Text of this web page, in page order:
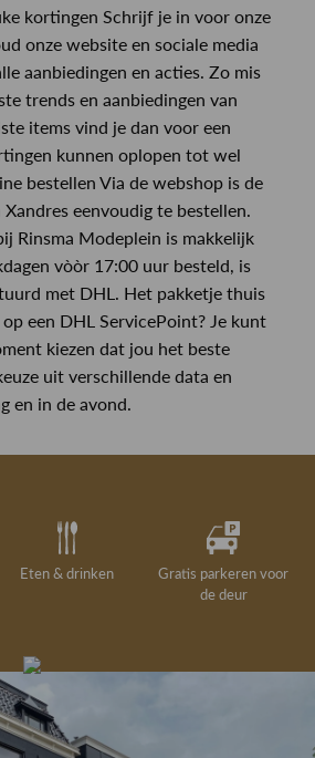
kortingen Schrijf je in voor onze
onze website en sociale media
aanbiedingen en acties. Zo mis
trends en aanbiedingen van
items vind je dan voor een
kunnen oplopen tot wel
bestellen Via de webshop is de
eenvoudig te bestellen.
Rinsma Modeplein is makkelijk
vòòr 17:00 uur besteld, is
met DHL. Het pakketje thuis
een DHL ServicePoint? Je kunt
kiezen dat jou het beste
uit verschillende data en
en in de avond.
Eten & drinken
Gratis parkeren voor
de deur
Gratis retourneren in
de winkel
Deskundig
kledingadvies